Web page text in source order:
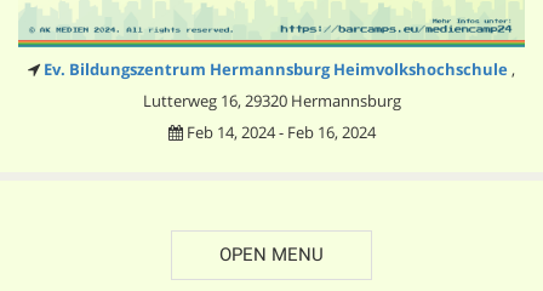
Ev. Bildungszentrum Hermannsburg Heimvolkshochschule ,
Lutterweg 16, 29320 Hermannsburg
Feb 14, 2024 - Feb 16, 2024
OPEN MENU